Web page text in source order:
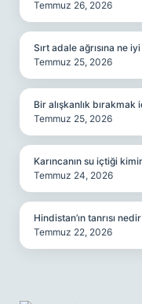
Temmuz 26, 2026
Sırt adale ağrısına ne
Temmuz 25, 2026
Bir alışkanlık
Temmuz 25, 2026
Karıncanın su içtiği
Temmuz 24, 2026
Hindistan’ın tanrısı
Temmuz 22, 2026